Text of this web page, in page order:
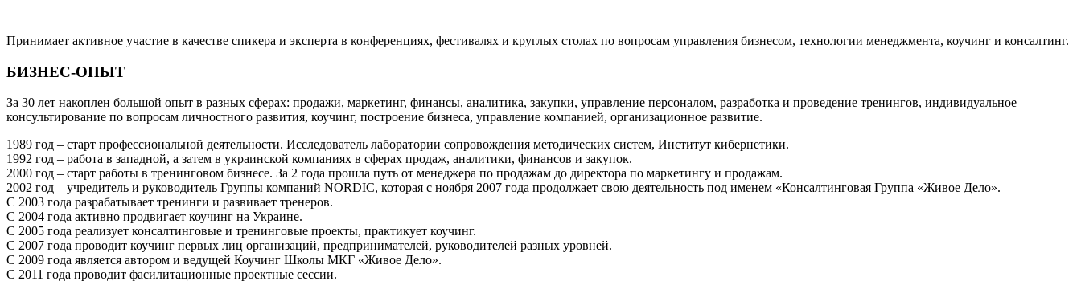
Принимает активное участие в качестве спикера и эксперта в конференциях, фестивалях и круглых столах по вопросам управления бизнесом, технологии менеджмента, коучинг и консалтинг.
БИЗНЕС-ОПЫТ
За 30 лет накоплен большой опыт в разных сферах: продажи, маркетинг, финансы, аналитика, закупки, управление персоналом, разработка и проведение тренингов, индивидуальное
консультирование по вопросам личностного развития, коучинг, построение бизнеса, управление компанией, организационное развитие.
1989 год – старт профессиональной деятельности. Исследователь лаборатории сопровождения методических систем, Институт кибернетики.
1992 год – работа в западной, а затем в украинской компаниях в сферах продаж, аналитики, финансов и закупок.
2000 год – старт работы в тренинговом бизнесе. За 2 года прошла путь от менеджера по продажам до директора по маркетингу и продажам.
2002 год – учредитель и руководитель Группы компаний NORDIC, которая с ноября 2007 года продолжает свою деятельность под именем «Консалтинговая Группа «Живое Дело».
С 2003 года разрабатывает тренинги и развивает тренеров.
С 2004 года активно продвигает коучинг на Украине.
С 2005 года реализует консалтинговые и тренинговые проекты, практикует коучинг.
С 2007 года проводит коучинг первых лиц организаций, предпринимателей, руководителей разных уровней.
С 2009 года является автором и ведущей Коучинг Школы МКГ «Живое Дело».
С 2011 года проводит фасилитационные проектные сессии.